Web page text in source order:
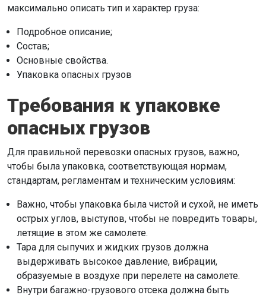
максимально описать тип и характер груза:
Подробное описание;
Состав;
Основные свойства.
Упаковка опасных грузов
Требования к упаковке
опасных грузов
Для правильной перевозки опасных грузов, важно,
чтобы была упаковка, соответствующая нормам,
стандартам, регламентам и техническим условиям:
Важно, чтобы упаковка была чистой и сухой, не иметь
острых углов, выступов, чтобы не повредить товары,
летящие в этом же самолете.
Тара для сыпучих и жидких грузов должна
выдерживать высокое давление, вибрации,
образуемые в воздухе при перелете на самолете.
Внутри багажно-грузового отсека должна быть